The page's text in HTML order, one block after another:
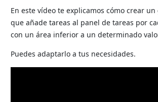
En este vídeo te explicamos cómo crear
que añade tareas al panel de tareas por
con un área inferior a un determinado
Puedes adaptarlo a tus necesidades.